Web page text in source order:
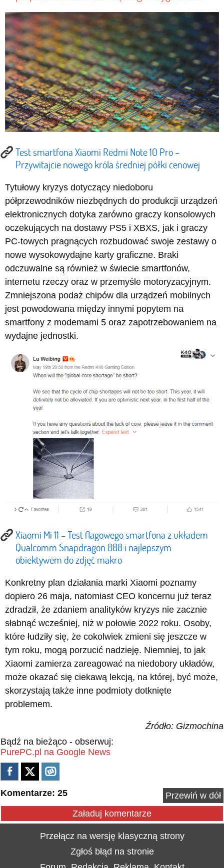
Test smartfona Xiaomi Redmi Note 10 Pro –
Przywitajcie nowego króla średniej półki cenowej
Tytułowy kryzys dotyczący niedoboru
półprzewodników niezbędnych do produkcji urządzeń
elektronicznych dotyka zarówno graczy konsolowych
oczekujących na dostawy PS5 i XBXS, jak i graczy
PC-towych pragnących rozbudować swoje zestawy o
nowe wysokowydajne karty graficzne. Braki
odczuwalne są również w świecie smartfonów,
internetu rzeczy oraz w przemyśle motoryzacyjnym.
Zmniejszona podaż chipów dla urządzeń mobilnych
jest powodowana między innymi popytem na
smartfony z modemami 5 oraz zapotrzebowaniem na
wydajne jednostki.
Xiaomi Mi 11 – Test flagowego smartfona z układem
Qualcomm Snapdragon 888 i najlepszym
obiektywem do zdjęć makro
Konkretny plan działania marki Xiaomi poznamy
dopiero 26 maja, natomiast CEO koncernu już teraz
zdradził, że zdaniem analityków kryzys nie zacznie
słabnąć wcześniej, niż w połowie 2022 roku. Osoby,
które łudziły się, że cokolwiek zmieni się jeszcze w
tym roku, mogą porzucić nadzieję. Niemniej, to jak
Xiaomi zamierza zareagować na niedobory układów,
może okazać się ciekawą lekcją, na której, być może,
skorzystają także inne podmioty dotknięte
problemem.
Źródło: Gizmochina
Bądź na bieżąco - obserwuj:
PurePC.pl na Google News
Komentarze: 25
Przewiń w dół
Załaduj komentarze
Przełącz na wersję klasyczną strony
Zgłoś błąd na stronie